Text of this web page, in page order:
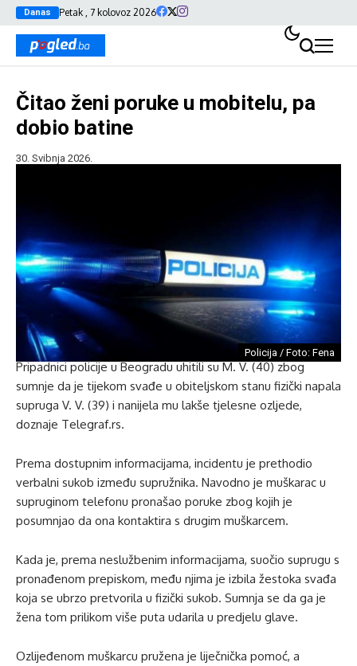
Danas Petak , 7 kolovoz 2026
Čitao ženi poruke u mobitelu, pa
dobio batine
30. Svibnja 2026.
Policija / Foto: Fena
Pripadnici policije u Beogradu uhitili su M. V. (40) zbog
sumnje da je tijekom svađe u obiteljskom stanu fizički napala
supruga V. V. (39) i nanijela mu lakše tjelesne ozljede,
doznaje Telegraf.rs.
Prema dostupnim informacijama, incidentu je prethodio
verbalni sukob između supružnika. Navodno je muškarac u
supruginom telefonu pronašao poruke zbog kojih je
posumnjao da ona kontaktira s drugim muškarcem.
Kada je, prema neslužbenim informacijama, suočio suprugu s
pronađenom prepiskom, među njima je izbila žestoka svađa
koja se ubrzo pretvorila u fizički sukob. Sumnja se da ga je
žena tom prilikom više puta udarila u predjelu glave.
Ozlijeđenom muškarcu pružena je liječnička pomoć, a